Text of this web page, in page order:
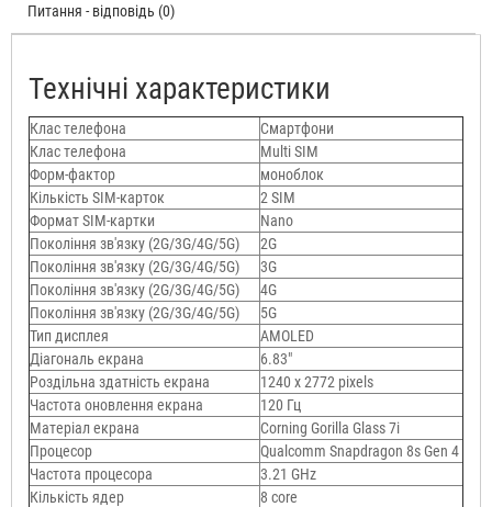
Питання - відповідь (0)
Технічні характеристики
Клас телефона
Смартфони
Клас телефона
Multi SIM
Форм-фактор
моноблок
Кількість SIM-карток
2 SIM
Формат SIM-картки
Nano
Покоління зв'язку (2G/3G/4G/5G)
2G
Покоління зв'язку (2G/3G/4G/5G)
3G
Покоління зв'язку (2G/3G/4G/5G)
4G
Покоління зв'язку (2G/3G/4G/5G)
5G
Тип дисплея
AMOLED
Діагональ екрана
6.83"
Роздільна здатність екрана
1240 x 2772 pixels
Частота оновлення екрана
120 Гц
Матеріал екрана
Corning Gorilla Glass 7i
Процесор
Qualcomm Snapdragon 8s Gen 4
Частота процесора
3.21 GHz
Кількість ядер
8 core